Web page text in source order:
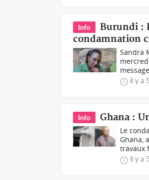
Info
Burundi :
condamnation
Sandra
il y a
Info Ghana :
Le
Ghana,
travaux
il y a